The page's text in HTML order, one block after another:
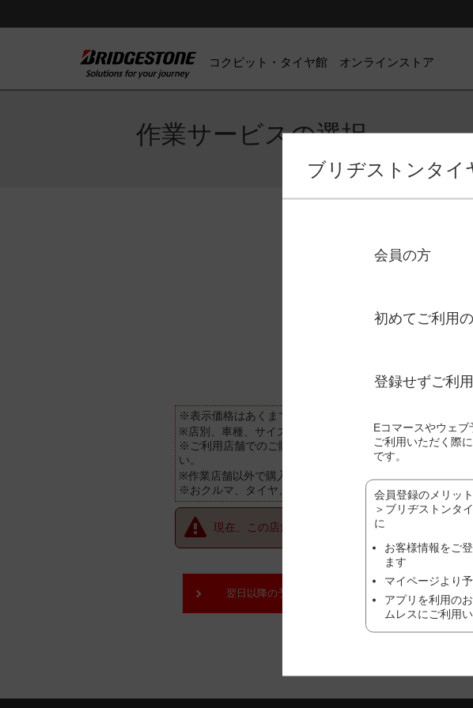
コクピット・タイヤ館 オンラインストア
作業サービスの選択
タイヤ
電話番号：
※表示価格はあくまで目安となります。
※店別、車種、サイズ別に価格が異なります。
※ご利用店舗でのご購入状況(追加作業や、廃タイヤ処理
い。
※作業店舗以外で購入されたタイヤの場合は、作業料金が
※おクルマ、タイヤ、ホイール等の状態により、作業をお
現在、この店舗では順番待ち予約を受け付けており
翌日以降の予約をご希望の方はこちら
ブリヂストンタイ
会員の方
初めてご利用
登録せずご利
Eコマースやウェ
ご利用いただく際
です。
会員登録のメリット
＞ブリヂストンタ
に
お客様情報をご
ます
マイページより
アプリを利用の
ムレスにご利用